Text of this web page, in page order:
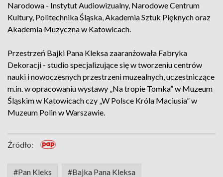
Narodowa - Instytut Audiowizualny, Narodowe Centrum
Kultury, Politechnika Śląska, Akademia Sztuk Pięknych oraz
Akademia Muzyczna w Katowicach.
Przestrzeń Bajki Pana Kleksa zaaranżowała Fabryka
Dekoracji - studio specjalizujące się w tworzeniu centrów
nauki i nowoczesnych przestrzeni muzealnych, uczestniczące
m.in. w opracowaniu wystawy „Na tropie Tomka” w Muzeum
Śląskim w Katowicach czy „W Polsce Króla Maciusia” w
Muzeum Polin w Warszawie.
Źródło:
#Pan Kleks #Bajka Pana Kleksa